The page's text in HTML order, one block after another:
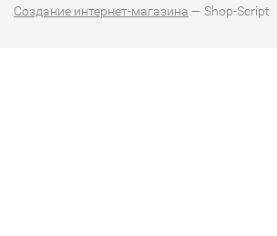
Создание интернет-магазина — Shop-Script